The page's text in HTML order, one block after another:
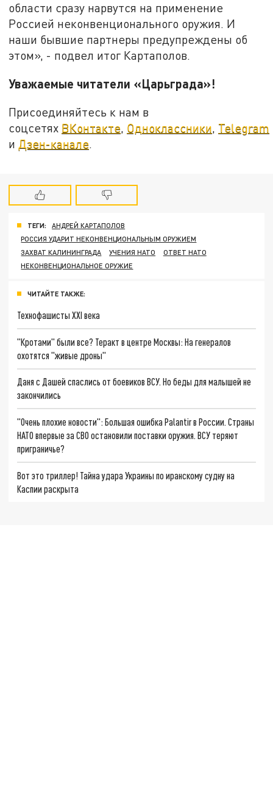
области сразу нарвутся на применение
Россией неконвенционального оружия. И
наши бывшие партнеры предупреждены об
этом», - подвел итог Картаполов.
Уважаемые читатели «Царьграда»!
Присоединяйтесь к нам в
соцсетях ВКонтакте Одноклассники Telegram
и Дзен-канале
ТЕГИ:
АНДРЕЙ КАРТАПОЛОВ
РОССИЯ УДАРИТ НЕКОНВЕНЦИОНАЛЬНЫМ ОРУЖИЕМ
ЗАХВАТ КАЛИНИНГРАДА
УЧЕНИЯ НАТО
ОТВЕТ НАТО
НЕКОНВЕНЦИОНАЛЬНОЕ ОРУЖИЕ
ЧИТАЙТЕ ТАКЖЕ:
Технофашисты XXI века
"Кротами" были все? Теракт в центре Москвы: На генералов
охотятся "живые дроны"
Даня с Дашей спаслись от боевиков ВСУ. Но беды для малышей не
закончились
"Очень плохие новости": Большая ошибка Palantir в России. Страны
НАТО впервые за СВО остановили поставки оружия. ВСУ теряют
приграничье?
Вот это триллер! Тайна удара Украины по иранскому судну на
Каспии раскрыта